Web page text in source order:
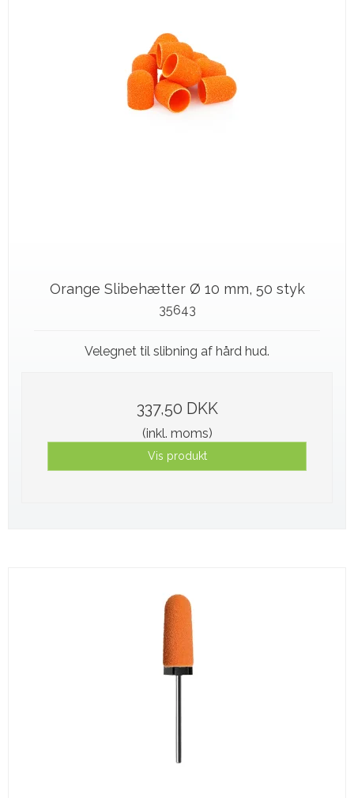
Orange Slibehætter Ø 10 mm, 50 styk
35643
Velegnet til slibning af hård hud.
337,50 DKK
(inkl. moms)
Vis produkt